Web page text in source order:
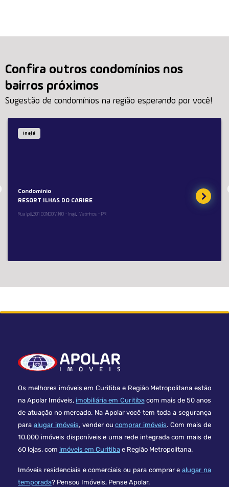
Confira outros condomínios nos
bairros próximos
Sugestão de condomínios na região esperando por você!
Inajá
Condominio
RESORT ILHAS DO CARIBE
Rua Ipê,301 CONDOMÍNIO - Inajá, Matinhos - PR
Os melhores imóveis em Curitiba e Região Metropolitana estão
na Apolar Imóveis, imobiliária em Curitibacom mais de 50 anos
de atuação no mercado. Na Apolar você tem toda a segurança
para alugar imóveis, vender oucomprar imóveis. Com mais de
10.000 imóveis disponíveis e uma rede integrada com mais de
60 lojas, com imóveis em Curitiba e Região Metropolitana.
Imóveis residenciais e comerciais ou para comprar ealugar na
temporada? Pensou Imóveis, Pense Apolar.